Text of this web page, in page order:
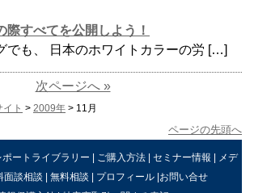
際すべてを公開しよう！
でも、 日本のホワイトカラーの労 […]
次ページへ »
ト > 2009年 > 11月
ページの先頭へ
ートライブラリー | ご購入方法 | セミナー情報 | メデ
面談相談 | 無料相談 | プロフィール|お問い合せ